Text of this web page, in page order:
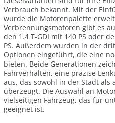
Verbrauch bekannt. Mit der
wurde die Motorenpalette
Verbrennungsmotoren gibt es
den 1.4 T-GDI mit 140 PS oder
PS. Außerdem wurden in der
Optionen eingeführt, die eine
bieten. Beide Generationen
Fahrverhalten, eine präzise
aus, das sowohl in der Stadt als
überzeugt. Die Auswahl an
vielseitigen Fahrzeug, das für
geeignet ist.